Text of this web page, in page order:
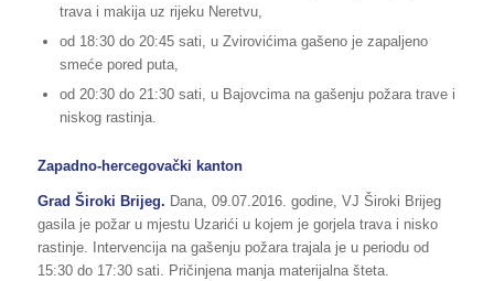
trava i makija uz rijeku Neretvu,
od 18:30 do 20:45 sati, u Zvirovićima gašeno je zapaljeno
smeće pored puta,
od 20:30 do 21:30 sati, u Bajovcima na gašenju požara trave i
niskog rastinja.
Zapadno-hercegovački kanton
Grad Široki Brijeg. Dana, 09.07.2016. godine, VJ Široki Brijeg
gasila je požar u mjestu Uzarići u kojem je gorjela trava i nisko
rastinje. Intervencija na gašenju požara trajala je u periodu od
15:30 do 17:30 sati. Pričinjena manja materijalna šteta.